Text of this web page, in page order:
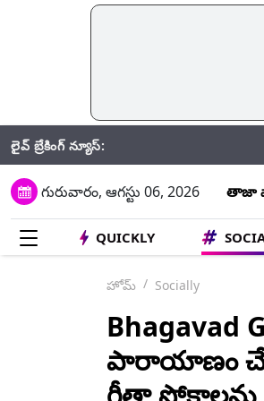
లైవ్ బ్రేకింగ్ న్యూస్:
గురువారం, ఆగస్టు 06, 2026 తాజా
QUICKLY
హోమ్ Socially
పారాయాణం